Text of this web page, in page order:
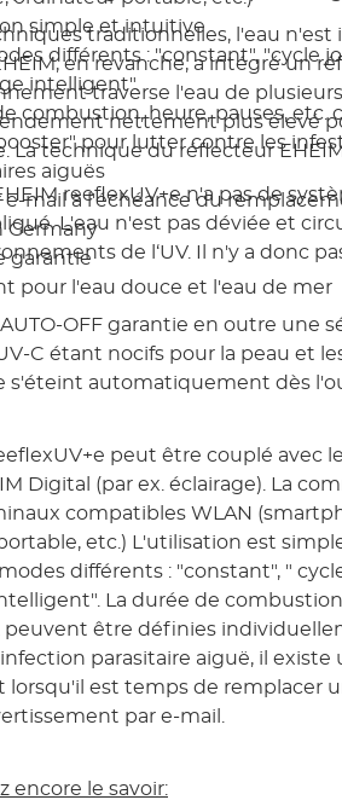
simple et intuitive
différents : "constant", "cycle
intelligent".
combustion, heure, pauses, etc.
pour lutter contre les
aiguës
e-mail à l'échéance du
Germany
garantie
pour l'eau douce et l'eau de mer
traditionnelles, l'eau n'est
en revanche, a intégré un
traverse l'eau de
nettement plus élevé
La technique du réflecteur
reeflexUV+e n'a pas de
L'eau n'est pas déviée et
de l‘UV. Il n'y a donc
AUTO-OFF garantie en outre une
C étant nocifs pour la peau et
s'éteint automatiquement dès
peut être couplé avec
Digital (par ex. éclairage). La
compatibles WLAN
etc.) L'utilisation est
différents : "constant", "
La durée de
peuvent être définies
parasitaire aiguë, il existe
lorsqu'il est temps de remplacer
par e-mail.
encore le savoir: